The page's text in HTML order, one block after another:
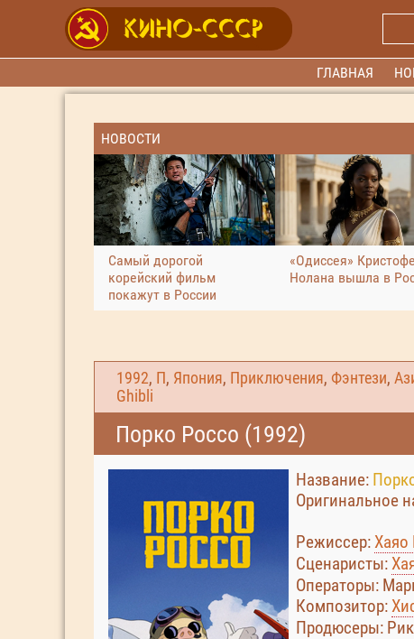
ГЛАВНАЯ
НОВОСТИ
Самый дорогой
корейский фильм
покажут в России
«Одиссея»
Нолана вышла в
1992, П , Япония, Приключения, Фэнтези,
Ghibli
Порко Россо (1992)
Название:
Оригинальное
Режиссер:Хаяо
Сценаристы:
Операторы:
Композитор:
Продюсеры: